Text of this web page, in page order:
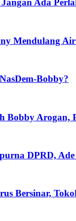
Ada
Mendulang
Bobby?
Bobby Arogan,
DPRD,
Bersinar,